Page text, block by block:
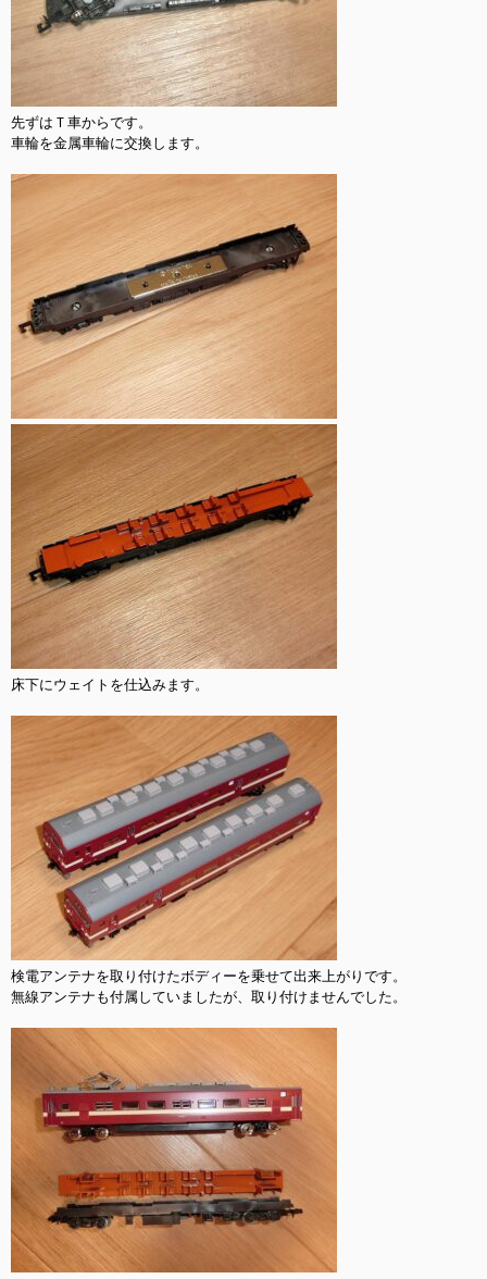
先ずはＴ車からです。
車輪を金属車輪に交換します。
床下にウェイトを仕込みます。
検電アンテナを取り付けたボディーを乗せて出来上がりです。
無線アンテナも付属していましたが、取り付けませんでした。